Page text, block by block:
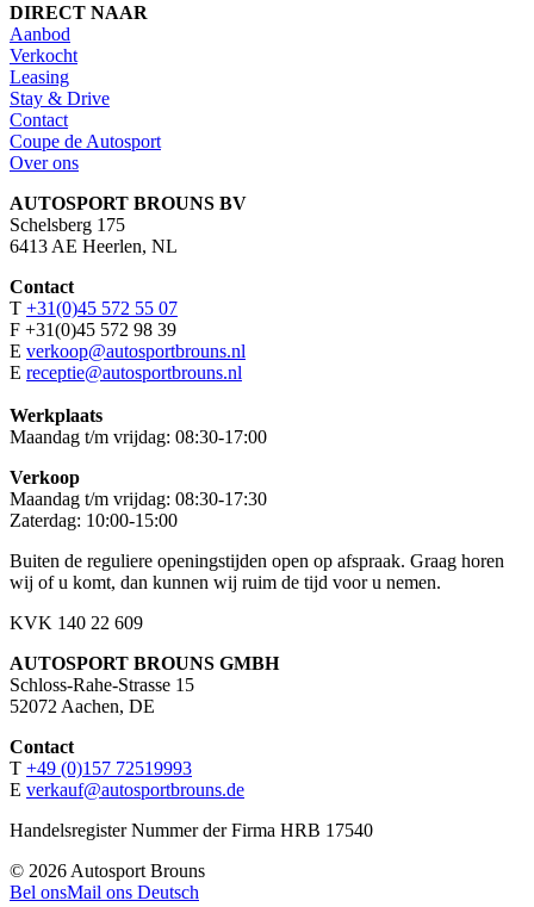
DIRECT NAAR
Aanbod
Verkocht
Leasing
Stay & Drive
Contact
Coupe de Autosport
Over ons
AUTOSPORT BROUNS BV
Schelsberg 175
6413 AE Heerlen, NL
Contact
T +31(0)45 572 55 07
F +31(0)45 572 98 39
E verkoop@autosportbrouns.nl
E receptie@autosportbrouns.nl
Werkplaats
Maandag t/m vrijdag: 08:30-17:00
Verkoop
Maandag t/m vrijdag: 08:30-17:30
Zaterdag: 10:00-15:00
Buiten de reguliere openingstijden open op afspraak. Graag horen
wij of u komt, dan kunnen wij ruim de tijd voor u nemen.
KVK 140 22 609
AUTOSPORT BROUNS GMBH
Schloss-Rahe-Strasse 15
52072 Aachen, DE
Contact
T +49 (0)157 72519993
E verkauf@autosportbrouns.de
Handelsregister Nummer der Firma HRB 17540
© 2026 Autosport Brouns
Bel onsMail ons Deutsch